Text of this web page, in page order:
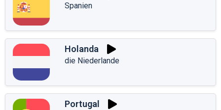
Spanien
Holanda
die Niederlande
Portugal